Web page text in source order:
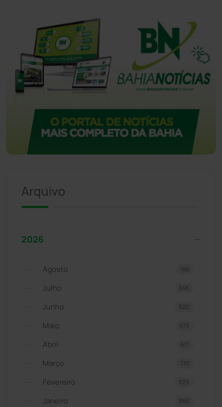
Arquivo
2026
Agosto 166
Julho 695
Junho 620
Maio 675
Abril 671
Março 710
Fevereiro 625
Janeiro 660